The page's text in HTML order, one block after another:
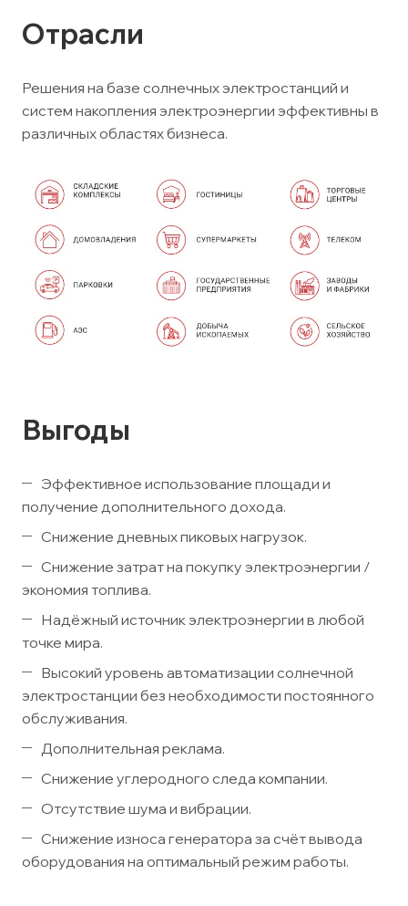
Отрасли
Решения на базе солнечных электростанций и
систем накопления электроэнергии эффективны в
различных областях бизнеса.
Выгоды
Эффективное использование площади и
получение дополнительного дохода.
Снижение дневных пиковых нагрузок.
Снижение затрат на покупку электроэнергии /
экономия топлива.
Надёжный источник электроэнергии в любой
точке мира.
Высокий уровень автоматизации солнечной
электростанции без необходимости постоянного
обслуживания.
Дополнительная реклама.
Снижение углеродного следа компании.
Отсутствие шума и вибрации.
Снижение износа генератора за счёт вывода
оборудования на оптимальный режим работы.